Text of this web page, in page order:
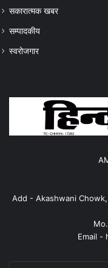
सकारात्मक खबर
सम्पादकीय
स्वरोजगार
Add - Akashwani
Email -